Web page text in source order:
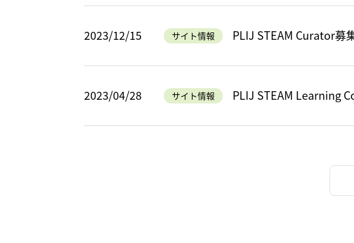
2023/12/15 サイト情報 PLIJ STEAM Curator募
2023/04/28 サイト情報 PLIJ STEAM Learning